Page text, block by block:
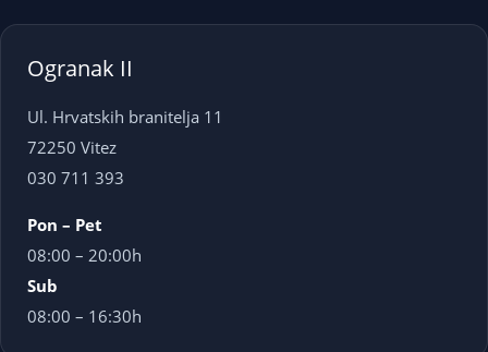
Ogranak II
Ul. Hrvatskih branitelja 11
72250 Vitez
030 711 393
Pon – Pet
08:00 – 20:00h
Sub
08:00 – 16:30h